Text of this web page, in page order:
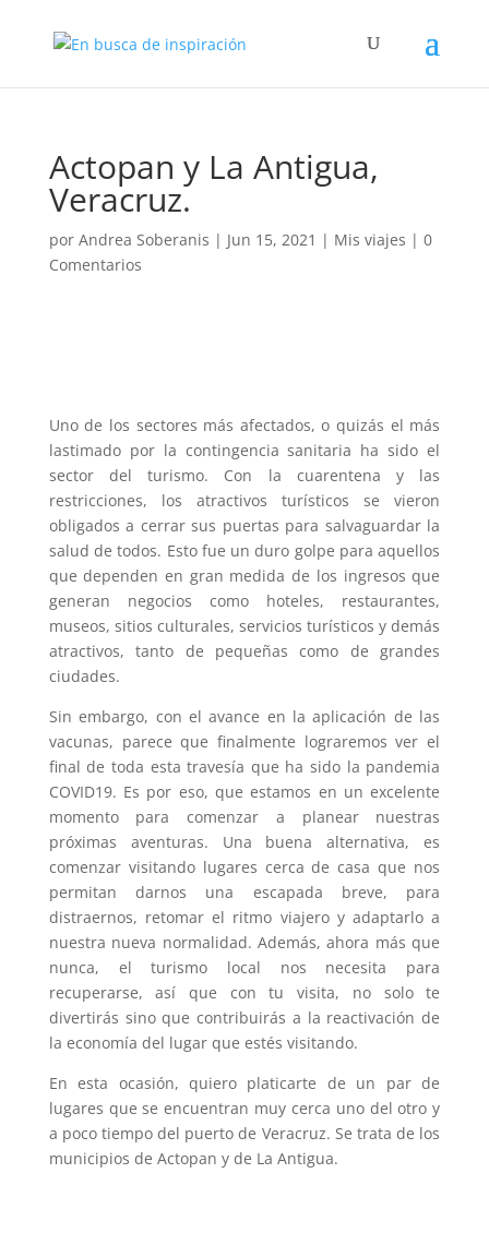
Actopan y La Antigua,
Veracruz.
por Andrea Soberanis | Jun 15, 2021 | Mis viajes | 0
Comentarios
Uno de los sectores más afectados, o quizás el más
lastimado por la contingencia sanitaria ha sido el
sector del turismo. Con la cuarentena y las
restricciones, los atractivos turísticos se vieron
obligados a cerrar sus puertas para salvaguardar la
salud de todos. Esto fue un duro golpe para aquellos
que dependen en gran medida de los ingresos que
generan negocios como hoteles, restaurantes,
museos, sitios culturales, servicios turísticos y demás
atractivos, tanto de pequeñas como de grandes
ciudades.
Sin embargo, con el avance en la aplicación de las
vacunas, parece que finalmente lograremos ver el
final de toda esta travesía que ha sido la pandemia
COVID19. Es por eso, que estamos en un excelente
momento para comenzar a planear nuestras
próximas aventuras. Una buena alternativa, es
comenzar visitando lugares cerca de casa que nos
permitan darnos una escapada breve, para
distraernos, retomar el ritmo viajero y adaptarlo a
nuestra nueva normalidad. Además, ahora más que
nunca, el turismo local nos necesita para
recuperarse, así que con tu visita, no solo te
divertirás sino que contribuirás a la reactivación de
la economía del lugar que estés visitando.
En esta ocasión, quiero platicarte de un par de
lugares que se encuentran muy cerca uno del otro y
a poco tiempo del puerto de Veracruz. Se trata de los
municipios de Actopan y de La Antigua.